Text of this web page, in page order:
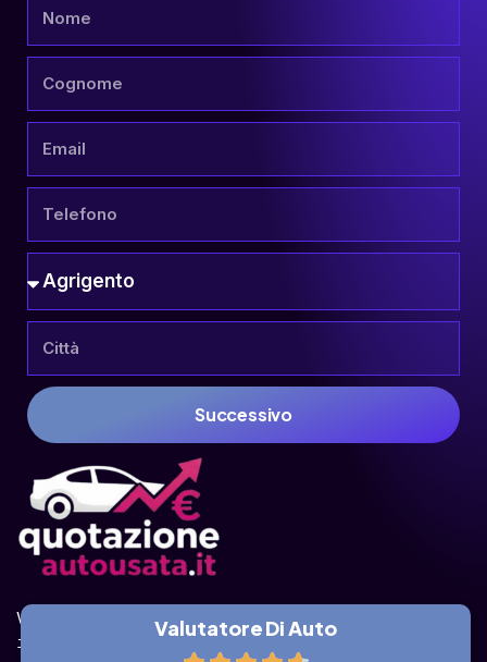
Successivo
Valuta la tua auto online, gratis e in pochi
istanti.
Valutatore Di Auto